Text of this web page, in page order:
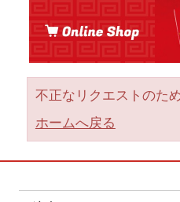
不正なリクエストのた
ホームへ戻る